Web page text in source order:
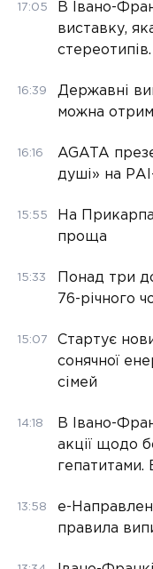
17:05
В Івано-
виставку,
16:39
Державні
можна
16:16
AGATA
душі» на
15:55
На
проща
15:33
Понад три
76-річного
15:07
Стартує
сонячної
сімей
14:18
В Івано-
акції щодо
гепатитами.
13:58
е-
правила